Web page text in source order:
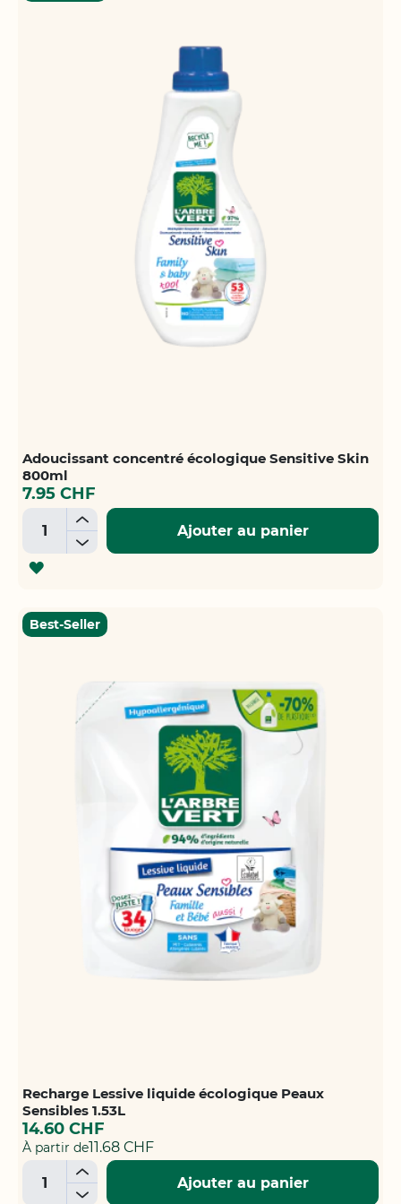
Adoucissant concentré écologique Sensitive Skin
800ml
7.95 CHF
+
-
Ajouter au panier
AJOUTER
LA
Recharge Lessive liquide écologique Peaux
Sensibles 1.53L
14.60 CHF
À partir de11.68 CHF
Best-Seller
+
-
Ajouter au panier